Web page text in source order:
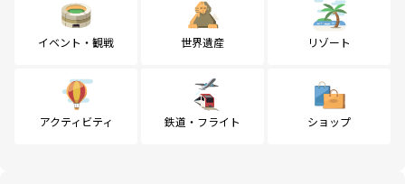
イベント・観戦 世界遺産 リゾート
アクティビティ 鉄道・フライト ショップ